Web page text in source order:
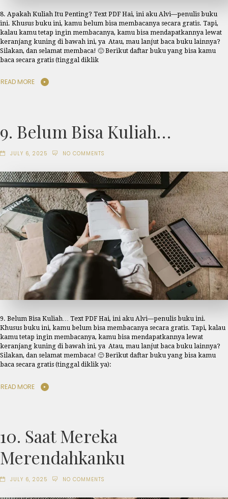
8. Apakah Kuliah Itu Penting? Text PDF Hai, ini aku Alvi—penulis buku
ini. Khusus buku ini, kamu belum bisa membacanya secara gratis. Tapi,
kalau kamu tetap ingin membacanya, kamu bisa mendapatkannya lewat
keranjang kuning di bawah ini, ya Atau, mau lanjut baca buku lainnya?
Silakan, dan selamat membaca! 🙂 Berikut daftar buku yang bisa kamu
baca secara gratis (tinggal diklik
READ MORE
9. Belum Bisa Kuliah…
JULY 6, 2025 NO COMMENTS
9. Belum Bisa Kuliah… Text PDF Hai, ini aku Alvi—penulis buku ini.
Khusus buku ini, kamu belum bisa membacanya secara gratis. Tapi, kalau
kamu tetap ingin membacanya, kamu bisa mendapatkannya lewat
keranjang kuning di bawah ini, ya Atau, mau lanjut baca buku lainnya?
Silakan, dan selamat membaca! 🙂 Berikut daftar buku yang bisa kamu
baca secara gratis (tinggal diklik ya):
READ MORE
10. Saat Mereka
Merendahkanku
JULY 6, 2025 NO COMMENTS